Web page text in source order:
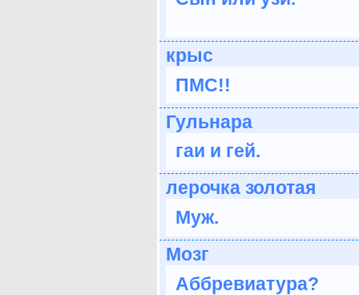
крыс
ПМС!!
Гульнара
гаи и гей.
лерочка золотая
Муж.
Мозг
Аббревиатура?